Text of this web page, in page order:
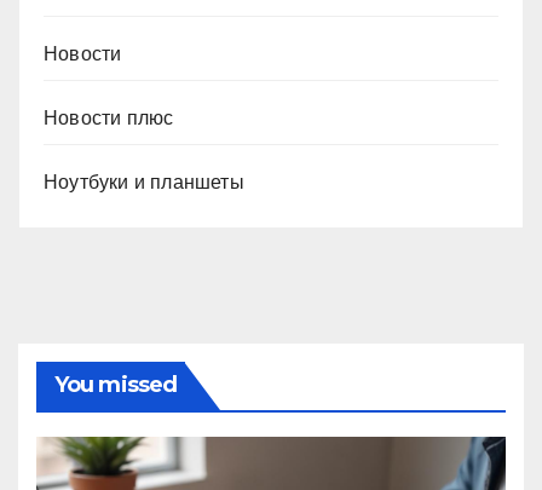
Новости
Новости плюс
Ноутбуки и планшеты
You missed